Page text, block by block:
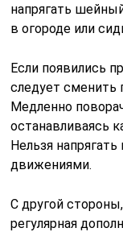
напрягать
в огороде или
Если появились
следует сменить
Медленно
останавливаясь
Нельзя
движениями.
С другой
регулярная